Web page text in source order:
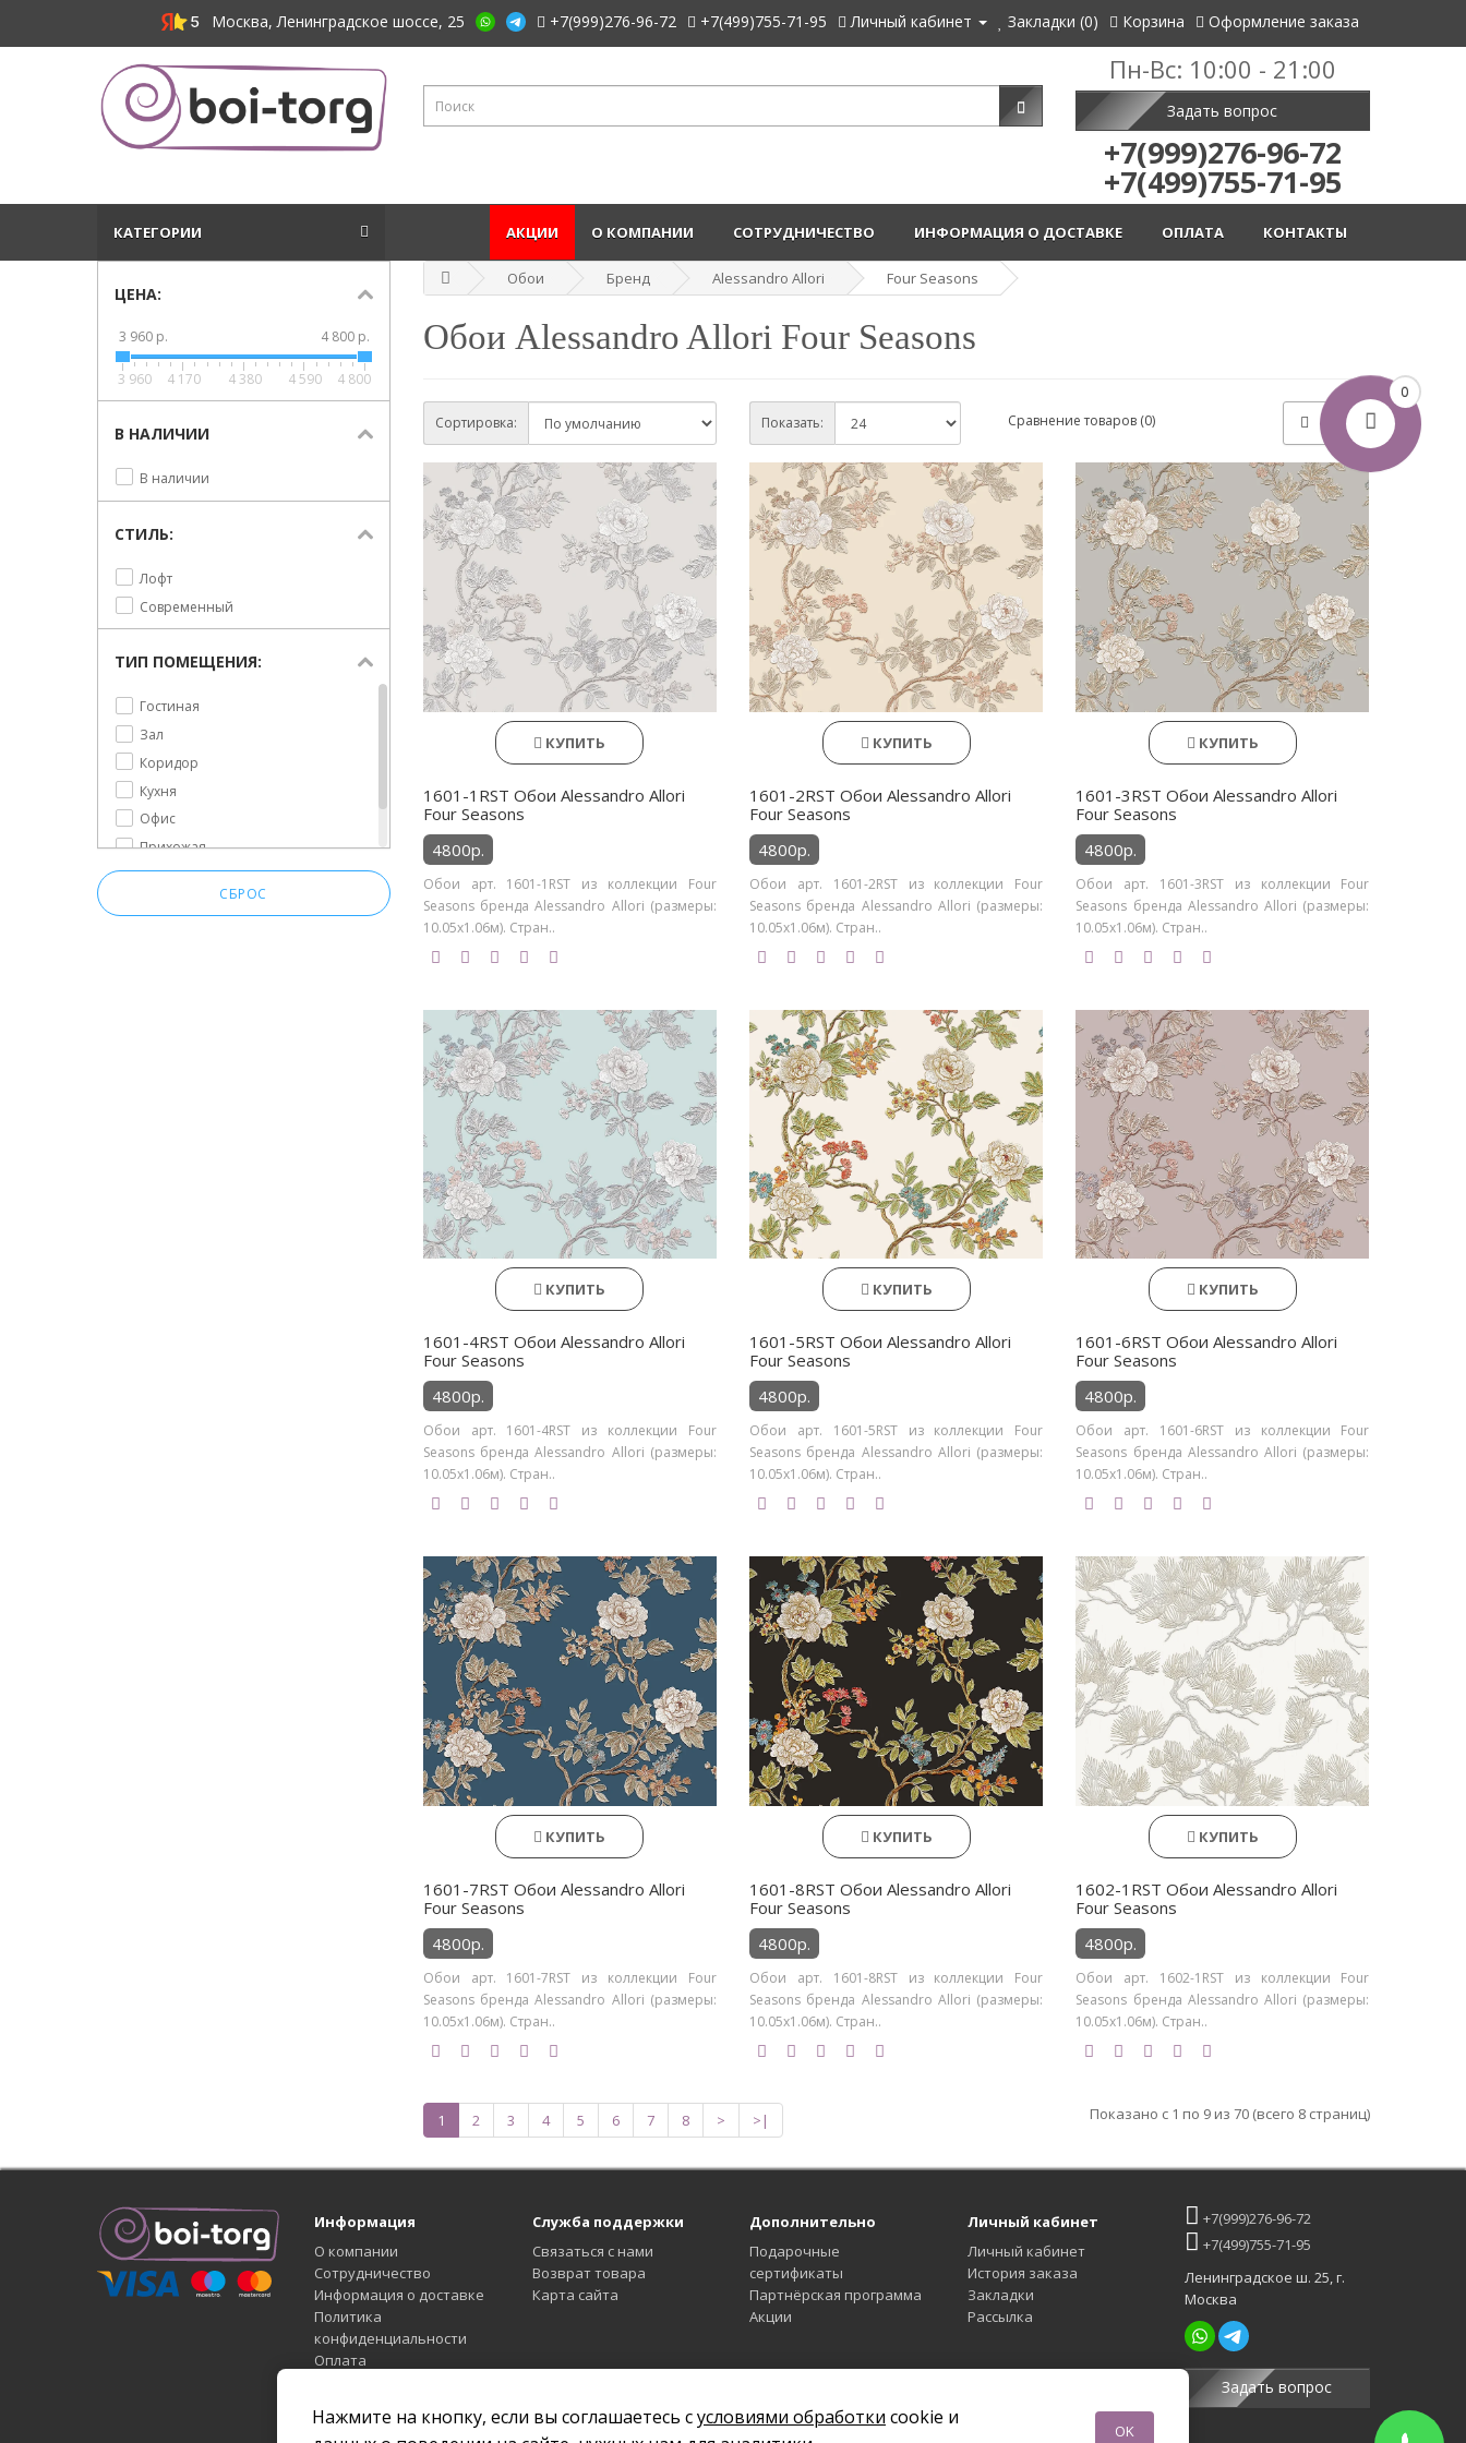
Нажмите на кнопку, если вы соглашаетесь сусловиями обработки cookie и
OK
0
Москва, Ленинградское шоссе, 25 +7(999)276-96-72 +7(499)755-71-95 Личный кабинет Закладки (0) Корзина Оформление заказа
Пн-Вс: 10:00 - 21:00
Задать вопрос
+7(999)276-96-72
+7(499)755-71-95
КАТЕГОРИИ КОНТАКТЫ
ОПЛАТА
ИНФОРМАЦИЯ О ДОСТАВКЕ
СОТРУДНИЧЕСТВО
О КОМПАНИИ
АКЦИИ
ЦЕНА:
3 960 р. 4 800 р.
3 960 4 170 4 380 4 590 4 800
В НАЛИЧИИ
В наличии
СТИЛЬ:
Лофт
Современный
ТИП ПОМЕЩЕНИЯ:
Гостиная
Зал
Коридор
Кухня
Офис
Прихожая
Спальня
СБРОС
Обои Бренд Alessandro Allori Four Seasons
Обои Alessandro Allori Four Seasons
Сортировка: Показать: Сравнение товаров (0)
КУПИТЬ
1601-1RST Обои Alessandro Allori
Four Seasons
4800р.
Обои арт. 1601-1RST из коллекции Four
Seasons бренда Alessandro Allori (размеры:
10.05х1.06м). Стран..
КУПИТЬ
1601-2RST Обои Alessandro Allori
Four Seasons
4800р.
Обои арт. 1601-2RST из коллекции Four
Seasons бренда Alessandro Allori (размеры:
10.05х1.06м). Стран..
КУПИТЬ
1601-3RST Обои Alessandro Allori
Four Seasons
4800р.
Обои арт. 1601-3RST из коллекции Four
Seasons бренда Alessandro Allori (размеры:
10.05х1.06м). Стран..
КУПИТЬ
1601-4RST Обои Alessandro Allori
Four Seasons
4800р.
Обои арт. 1601-4RST из коллекции Four
Seasons бренда Alessandro Allori (размеры:
10.05х1.06м). Стран..
КУПИТЬ
1601-5RST Обои Alessandro Allori
Four Seasons
4800р.
Обои арт. 1601-5RST из коллекции Four
Seasons бренда Alessandro Allori (размеры:
10.05х1.06м). Стран..
КУПИТЬ
1601-6RST Обои Alessandro Allori
Four Seasons
4800р.
Обои арт. 1601-6RST из коллекции Four
Seasons бренда Alessandro Allori (размеры:
10.05х1.06м). Стран..
КУПИТЬ
1601-7RST Обои Alessandro Allori
Four Seasons
4800р.
Обои арт. 1601-7RST из коллекции Four
Seasons бренда Alessandro Allori (размеры:
10.05х1.06м). Стран..
КУПИТЬ
1601-8RST Обои Alessandro Allori
Four Seasons
4800р.
Обои арт. 1601-8RST из коллекции Four
Seasons бренда Alessandro Allori (размеры:
10.05х1.06м). Стран..
КУПИТЬ
1602-1RST Обои Alessandro Allori
Four Seasons
4800р.
Обои арт. 1602-1RST из коллекции Four
Seasons бренда Alessandro Allori (размеры:
10.05х1.06м). Стран..
1 2 3 4 5 6 7 8 > >| Показано с 1 по 9 из 70 (всего 8 страниц)
Информация
О компании
Сотрудничество
Информация о доставке
Политика
конфиденциальности
Оплата
Служба поддержки
Связаться с нами
Возврат товара
Карта сайта
Дополнительно
Подарочные
сертификаты
Партнёрская программа
Акции
Личный кабинет
Личный кабинет
История заказа
Закладки
Рассылка
+7(999)276-96-72
+7(499)755-71-95
Ленинградское ш. 25, г.
Москва
Задать вопрос